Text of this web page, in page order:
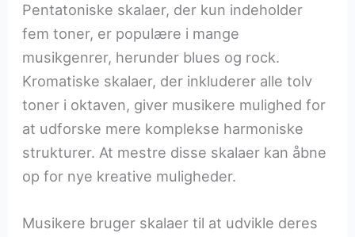
Pentatoniske skalaer, der kun indeholder
fem toner, er populære i mange
musikgenrer, herunder blues og rock.
Kromatiske skalaer, der inkluderer alle tolv
toner i oktaven, giver musikere mulighed for
at udforske mere komplekse harmoniske
strukturer. At mestre disse skalaer kan åbne
op for nye kreative muligheder.
Musikere bruger skalaer til at udvikle deres